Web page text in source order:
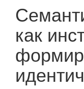
как